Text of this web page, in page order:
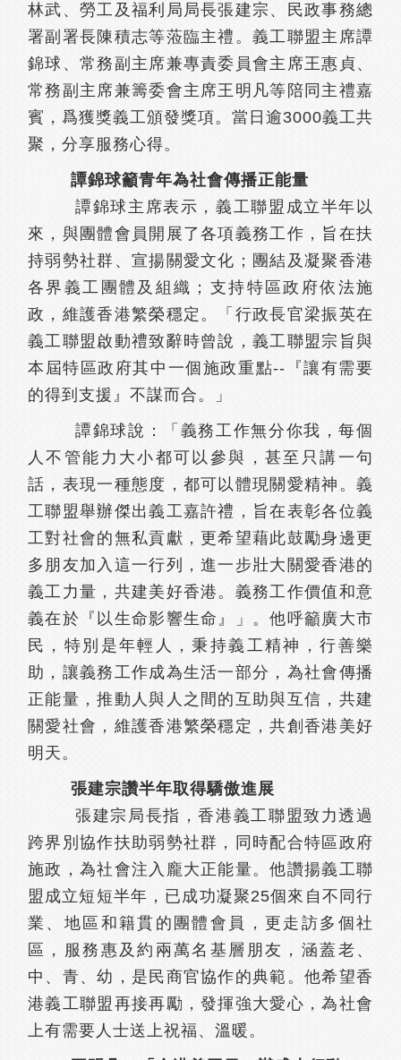
林武、勞工及福利局局長張建宗、民政事務總
署副署長陳積志等蒞臨主禮。義工聯盟主席譚
錦球、常務副主席兼專責委員會主席王惠貞、
常務副主席兼籌委會主席王明凡等陪同主禮嘉
賓，爲獲獎義工頒發獎項。當日逾3000義工共
聚，分享服務心得。
譚錦球籲青年為社會傳播正能量
譚錦球主席表示，義工聯盟成立半年以
來，與團體會員開展了各項義務工作，旨在扶
持弱勢社群、宣揚關愛文化；團結及凝聚香港
各界義工團體及組織；支持特區政府依法施
政，維護香港繁榮穩定。「行政長官梁振英在
義工聯盟啟動禮致辭時曾說，義工聯盟宗旨與
本屆特區政府其中一個施政重點--『讓有需要
的得到支援』不謀而合。」
譚錦球說：「義務工作無分你我，每個
人不管能力大小都可以參與，甚至只講一句
話，表現一種態度，都可以體現關愛精神。義
工聯盟舉辦傑出義工嘉許禮，旨在表彰各位義
工對社會的無私貢獻，更希望藉此鼓勵身邊更
多朋友加入這一行列，進一步壯大關愛香港的
義工力量，共建美好香港。義務工作價值和意
義在於『以生命影響生命』」。他呼籲廣大市
民，特別是年輕人，秉持義工精神，行善樂
助，讓義務工作成為生活一部分，為社會傳播
正能量，推動人與人之間的互助與互信，共建
關愛社會，維護香港繁榮穩定，共創香港美好
明天。
張建宗讚半年取得驕傲進展
張建宗局長指，香港義工聯盟致力透過
跨界別協作扶助弱勢社群，同時配合特區政府
施政，為社會注入龐大正能量。他讚揚義工聯
盟成立短短半年，已成功凝聚25個來自不同行
業、地區和籍貫的團體會員，更走訪多個社
區，服務惠及約兩萬名基層朋友，涵蓋老、
中、青、幼，是民商官協作的典範。他希望香
港義工聯盟再接再勵，發揮強大愛心，為社會
上有需要人士送上祝福、溫暖。